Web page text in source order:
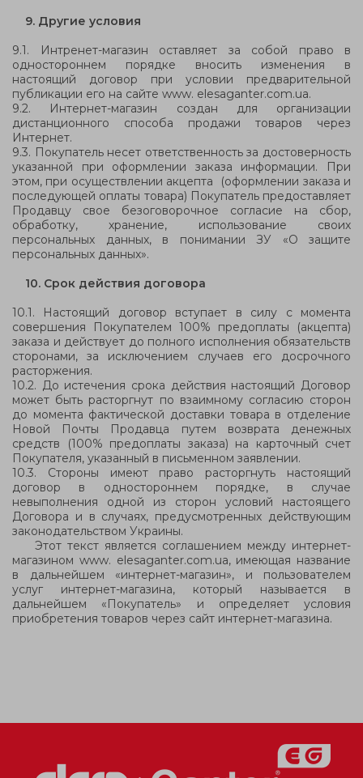
9. Другие условия
9.1. Интренет-магазин оставляет за собой право в
одностороннем порядке вносить изменения в
настоящий договор при условии предварительной
публикации его на сайте www. elesaganter.com.ua.
9.2. Интернет-магазин создан для организации
дистанционного способа продажи товаров через
Интернет.
9.3. Покупатель несет ответственность за достоверность
указанной при оформлении заказа информации. При
этом, при осуществлении акцепта (оформлении заказа и
последующей оплаты товара) Покупатель предоставляет
Продавцу свое безоговорочное согласие на сбор,
обработку, хранение, использование своих
персональных данных, в понимании ЗУ «О защите
персональных данных».
10. Срок действия договора
10.1. Настоящий договор вступает в силу с момента
совершения Покупателем 100% предоплаты (акцепта)
заказа и действует до полного исполнения обязательств
сторонами, за исключением случаев его досрочного
расторжения.
10.2. До истечения срока действия настоящий Договор
может быть расторгнут по взаимному согласию сторон
до момента фактической доставки товара в отделение
Новой Почты Продавца путем возврата денежных
средств (100% предоплаты заказа) на карточный счет
Покупателя, указанный в письменном заявлении.
10.3. Стороны имеют право расторгнуть настоящий
договор в одностороннем порядке, в случае
невыполнения одной из сторон условий настоящего
Договора и в случаях, предусмотренных действующим
законодательством Украины.
Этот текст является соглашением между интернет-
магазином www. elesaganter.com.ua, имеющая название
в дальнейшем «интернет-магазин», и пользователем
услуг интернет-магазина, который называется в
дальнейшем «Покупатель» и определяет условия
приобретения товаров через сайт интернет-магазина.